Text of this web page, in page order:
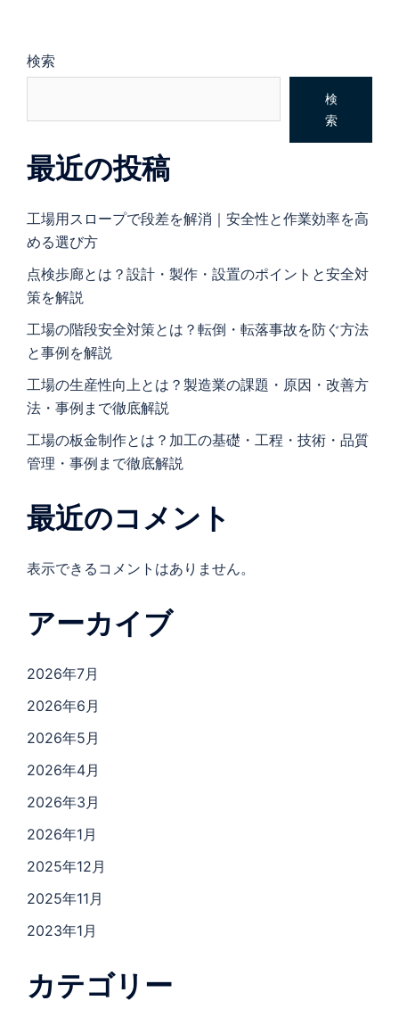
検索
検
索
最近の投稿
工場用スロープで段差を解消｜安全性と作業効率を高
める選び方
点検歩廊とは？設計・製作・設置のポイントと安全対
策を解説
工場の階段安全対策とは？転倒・転落事故を防ぐ方法
と事例を解説
工場の生産性向上とは？製造業の課題・原因・改善方
法・事例まで徹底解説
工場の板金制作とは？加工の基礎・工程・技術・品質
管理・事例まで徹底解説
最近のコメント
表示できるコメントはありません。
アーカイブ
2026年7月
2026年6月
2026年5月
2026年4月
2026年3月
2026年1月
2025年12月
2025年11月
2023年1月
カテゴリー